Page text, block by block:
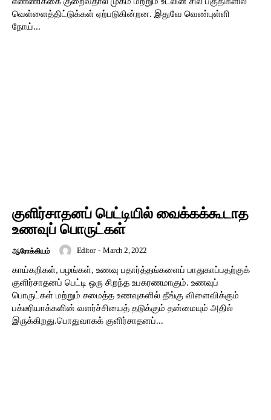
வெள்ளைத்திட்டுக்கள் ஏற்படுகின்றன. இதுவே வெண்புள்ளி
நோய்...
குளிர்சாதனப் பெட்டியில் வைக்கக்கூடாத
உணவுப் பொருட்கள்
ஆரோக்கியம் Editor - March 2, 2022
காய்கறிகள், பழங்கள், உணவு பதார்த்தங்களைப் பாதுகாப்பதற்குக்
குளிர்சாதனப் பெட்டி ஒரு சிறந்த உபகரணமாகும். உணவுப்
பொருட்கள் மற்றும் சமைத்த உணவுகளில் தீங்கு விளைவிக்கும்
பக்டீரியாக்களின் வளர்ச்சியைத் தடுக்கும் தன்மையும் அதில்
இருக்கிறது.பொதுவாகக் குளிர்சாதனப்...